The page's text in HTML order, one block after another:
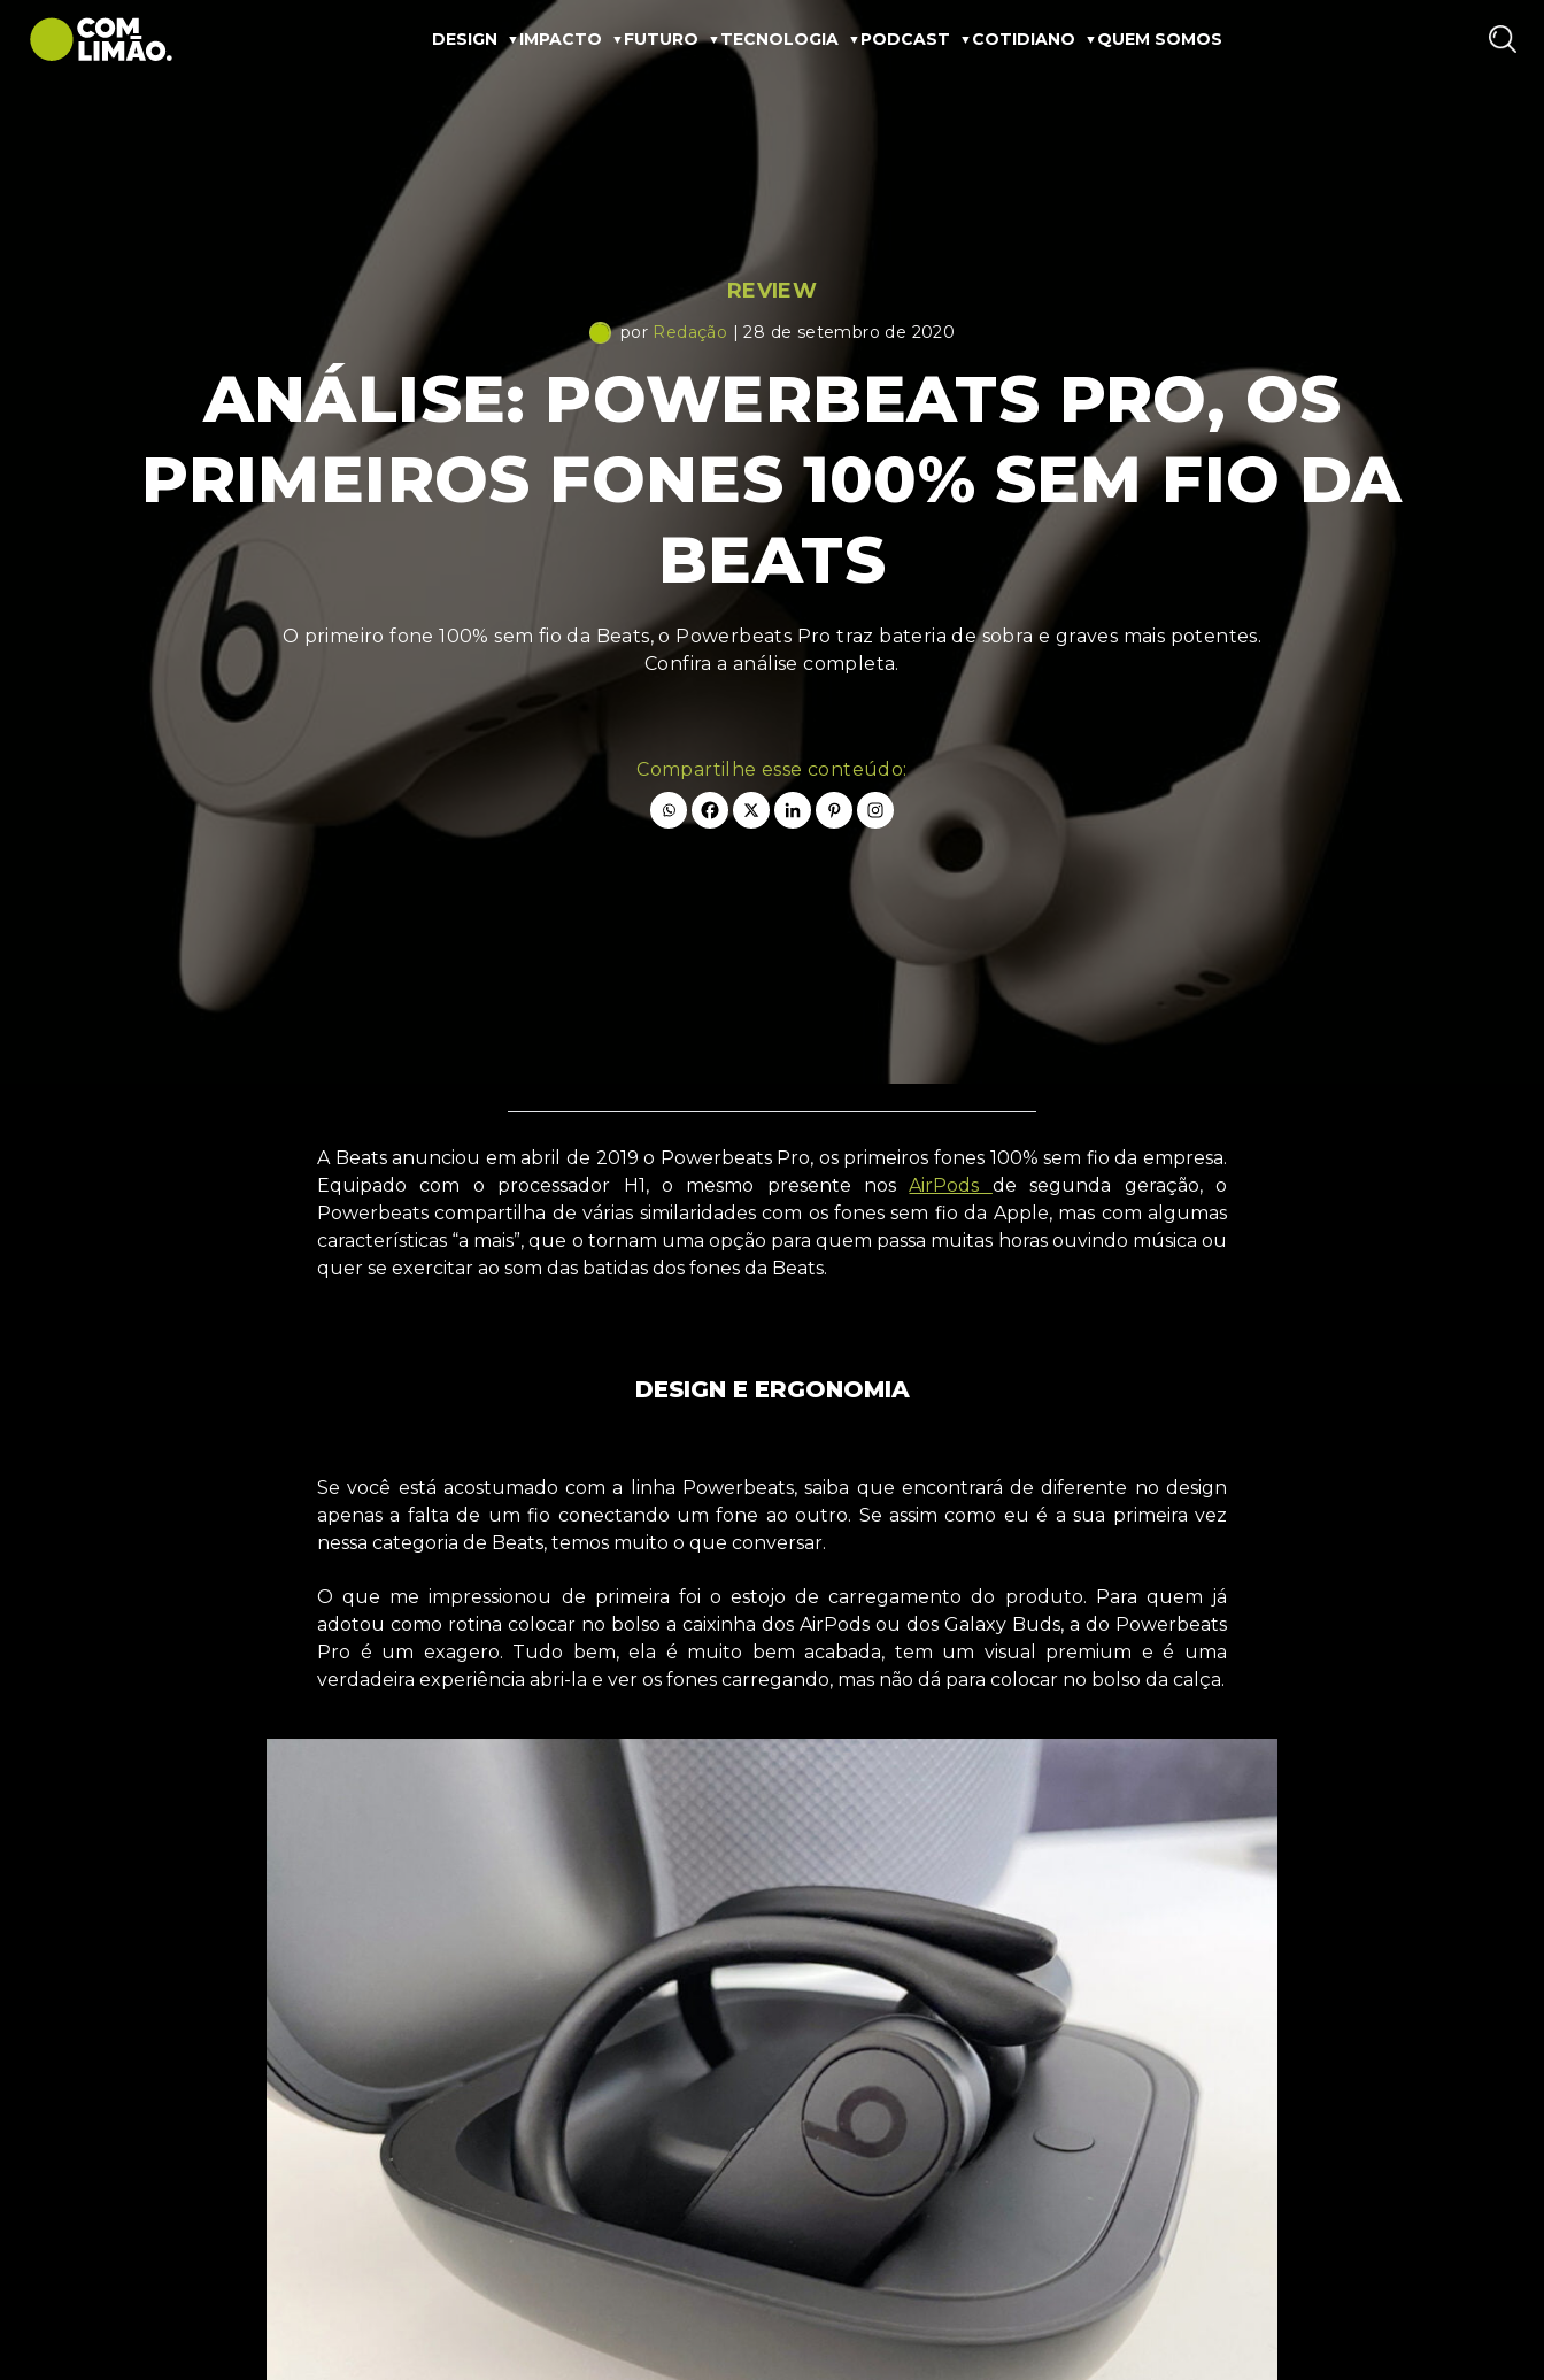
DESIGN IMPACTO FUTURO TECNOLOGIA PODCAST COTIDIANO QUEM SOMOS
REVIEW
por Redação | 28 de setembro de 2020
ANÁLISE: POWERBEATS PRO, OS
PRIMEIROS FONES 100% SEM FIO DA
BEATS
O primeiro fone 100% sem fio da Beats, o Powerbeats Pro traz bateria de sobra e graves mais potentes.
Confira a análise completa.
Compartilhe esse conteúdo:
A Beats anunciou em abril de 2019 o Powerbeats Pro, os primeiros fones 100% sem fio da empresa.
Equipado com o processador H1, o mesmo presente nosAirPods de segunda geração, o
Powerbeats compartilha de várias similaridades com os fones sem fio da Apple, mas com algumas
características “a mais”, que o tornam uma opção para quem passa muitas horas ouvindo música ou
quer se exercitar ao som das batidas dos fones da Beats.
DESIGN E ERGONOMIA
Se você está acostumado com a linha Powerbeats, saiba que encontrará de diferente no design
apenas a falta de um fio conectando um fone ao outro. Se assim como eu é a sua primeira vez
nessa categoria de Beats, temos muito o que conversar.
O que me impressionou de primeira foi o estojo de carregamento do produto. Para quem já
adotou como rotina colocar no bolso a caixinha dos AirPods ou dos Galaxy Buds, a do Powerbeats
Pro é um exagero. Tudo bem, ela é muito bem acabada, tem um visual premium e é uma
verdadeira experiência abri-la e ver os fones carregando, mas não dá para colocar no bolso da calça.